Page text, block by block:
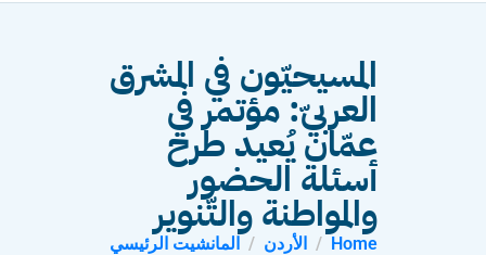
المسيحيّون في المشرق
العربيّ: مؤتمر في
عمّان يُعيد طرح
أسئلة الحضور
والمواطنة والتّنوير
Home الأردن
المانشيت الرئيسي